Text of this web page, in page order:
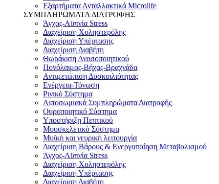
Εξαρτήματα Ανταλλακτικά Microlife
ΣΥΜΠΛΗΡΩΜΑΤΑ ΔΙΑΤΡΟΦΗΣ
Άγχος-Αϋπνία Stress
Διαχείριση Χοληστερόλης
Διαχείριση Υπέρτασης
Διαχείριση Διαβήτη
Θωράκιση Ανοσοποιητικού
Πονόλαιμος-Βήχας-Βραχνάδα
Αντιμετώπιση Δυσκοιλιότητας
Eνέργεια-Τόνωση
Ρινικό Σύστημα
Λιποσωμιακά Συμπληρώματα Διατροφής
Ουροποιητικό Σύστημα
Υποστήριξη Πεπτικού
Μυοσκελετικό Σύστημα
Μυϊκή και νευρική λειτουργία
Διαχείριση Βάρους & Ενεργοποίηση Μεταβολισμού
Άγχος-Αϋπνία Stress
Διαχείριση Χοληστερόλης
Διαχείριση Υπέρτασης
Διαχείριση Διαβήτη